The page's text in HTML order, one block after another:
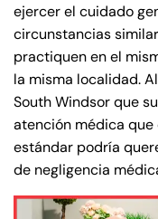
ejercer el cuidado
circunstancias
practiquen en el
la misma localidad.
South Windsor que
atención médica
estándar podría
de negligencia